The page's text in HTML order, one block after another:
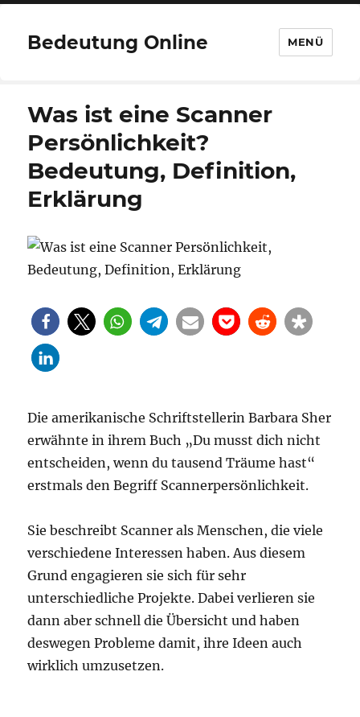
Bedeutung Online MENÜ
Was ist eine Scanner
Persönlichkeit?
Bedeutung, Definition,
Erklärung
Die amerikanische Schriftstellerin Barbara Sher
erwähnte in ihrem Buch „Du musst dich nicht
entscheiden, wenn du tausend Träume hast“
erstmals den Begriff Scannerpersönlichkeit.
Sie beschreibt Scanner als Menschen, die viele
verschiedene Interessen haben. Aus diesem
Grund engagieren sie sich für sehr
unterschiedliche Projekte. Dabei verlieren sie
dann aber schnell die Übersicht und haben
deswegen Probleme damit, ihre Ideen auch
wirklich umzusetzen.